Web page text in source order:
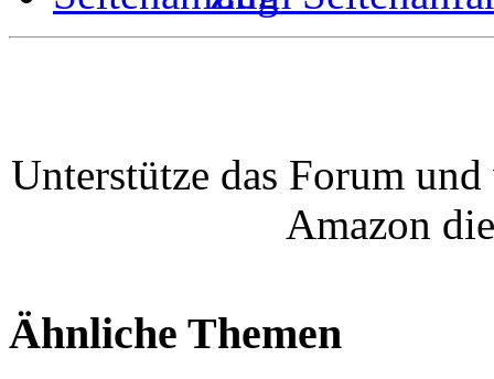
Unterstütze das Forum
Amazon
Ähnliche Themen